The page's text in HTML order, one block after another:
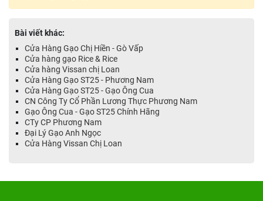
Bài viết khác:
Cửa Hàng Gạo Chị Hiền - Gò Vấp
Cửa hàng gạo Rice & Rice
Cửa hàng Vissan chị Loan
Cửa Hàng Gạo ST25 - Phương Nam
Cửa Hàng Gạo ST25 - Gạo Ông Cua
CN Công Ty Cổ Phần Lương Thực Phương Nam
Gạo Ông Cua - Gạo ST25 Chính Hãng
CTy CP Phương Nam
Đại Lý Gạo Anh Ngọc
Cửa Hàng Vissan Chị Loan